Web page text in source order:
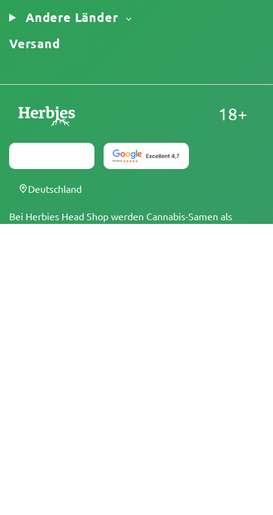
Andere Länder
Versand
Bei Herbies Head Shop werden Cannabis-Samen als
18+
Deutschland